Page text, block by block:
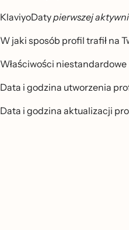
KlaviyoDatypierwszej aktywni
W jaki sposób profil trafił na
Właściwości niestandardowe
Data i godzina utworzenia
Data i godzina aktualizacji